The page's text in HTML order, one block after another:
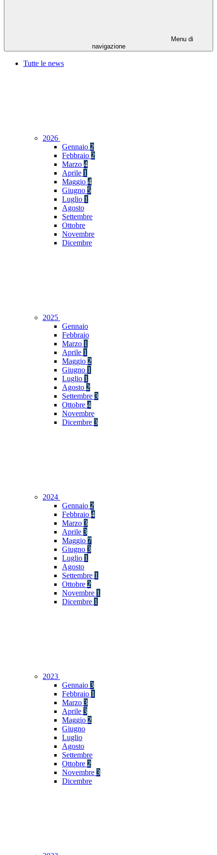
Menu di
navigazione
Tutte le news
2026
Gennaio 2
Febbraio 2
Marzo 4
Aprile 1
Maggio 4
Giugno 5
Luglio 1
Agosto
Settembre
Ottobre
Novembre
Dicembre
2025
Gennaio
Febbraio
Marzo 1
Aprile 1
Maggio 2
Giugno 1
Luglio 1
Agosto 2
Settembre 3
Ottobre 4
Novembre
Dicembre 3
2024
Gennaio 2
Febbraio 4
Marzo 3
Aprile 3
Maggio 7
Giugno 3
Luglio 1
Agosto
Settembre 1
Ottobre 2
Novembre 1
Dicembre 1
2023
Gennaio 3
Febbraio 1
Marzo 3
Aprile 3
Maggio 2
Giugno
Luglio
Agosto
Settembre
Ottobre 2
Novembre 3
Dicembre